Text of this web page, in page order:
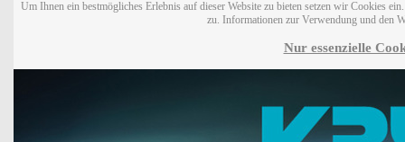
Um Ihnen ein bestmögliches Erlebnis auf dieser Website zu bieten setzen wir Cookies
zu. Informationen zur Verwendung und den
Nur essenzielle